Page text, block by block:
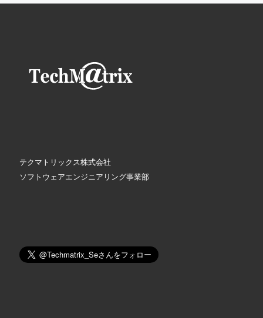
テクマトリックス株式会社
ソフトウェアエンジニアリング事業部